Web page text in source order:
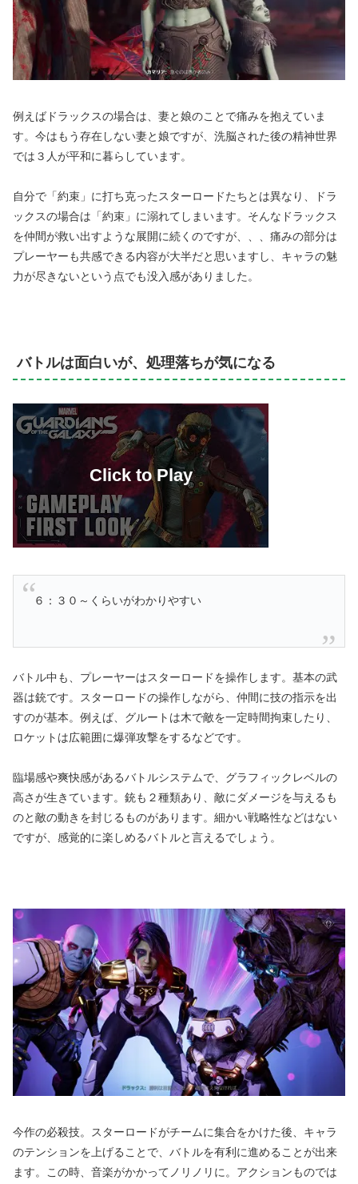
例えばドラックスの場合は、妻と娘のことで痛みを抱えていま
す。今はもう存在しない妻と娘ですが、洗脳された後の精神世界
では３人が平和に暮らしています。
自分で「約束」に打ち克ったスターロードたちとは異なり、ドラ
ックスの場合は「約束」に溺れてしまいます。そんなドラックス
を仲間が救い出すような展開に続くのですが、、、痛みの部分は
プレーヤーも共感できる内容が大半だと思いますし、キャラの魅
力が尽きないという点でも没入感がありました。
バトルは面白いが、処理落ちが気になる
６：３０～くらいがわかりやすい
バトル中も、プレーヤーはスターロードを操作します。基本の武
器は銃です。スターロードの操作しながら、仲間に技の指示を出
すのが基本。例えば、グルートは木で敵を一定時間拘束したり、
ロケットは広範囲に爆弾攻撃をするなどです。
臨場感や爽快感があるバトルシステムで、グラフィックレベルの
高さが生きています。銃も２種類あり、敵にダメージを与えるも
のと敵の動きを封じるものがあります。細かい戦略性などはない
ですが、感覚的に楽しめるバトルと言えるでしょう。
今作の必殺技。スターロードがチームに集合をかけた後、キャラ
のテンションを上げることで、バトルを有利に進めることが出来
ます。この時、音楽がかかってノリノリに。アクションものでは